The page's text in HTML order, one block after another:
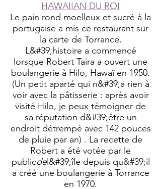
HAWAIIAN DU ROI
Le pain rond moelleux et sucré à la
portugaise a mis ce restaurant sur
la carte de Torrance.
L&#39;histoire a commencé
lorsque Robert Taira a ouvert une
boulangerie à Hilo, Hawaï en 1950.
(Un petit aparté qui n&#39;a rien à
voir avec la pâtisserie : après avoir
visité Hilo, je peux témoigner de
sa réputation d&#39;être un
endroit détrempé avec 142 pouces
de pluie par an) . La recette de
Robert a été votée par le
publicdel&#39;île depuis qu&#39;il
a créé une boulangerie à Torrance
en 1970.